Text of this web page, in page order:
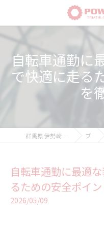
自転車通勤に
で快適に走る
を
群馬県伊勢崎の自転車ならPOWER-KIDS ブログ
自転車通勤に最適
るための安全ポイ
2026/05/09